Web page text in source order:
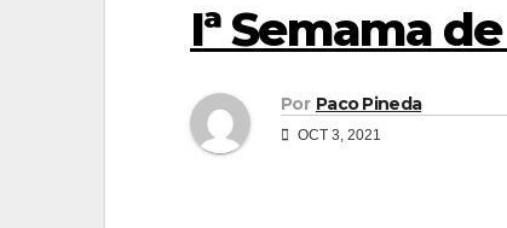
Iª Semama
Por Paco Pineda
OCT 3, 2021